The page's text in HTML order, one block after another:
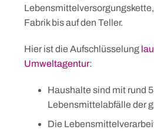
Fabrik bis auf den Teller.
Hier ist die Aufschlüsselung
Umweltagentur:
Haushalte sind mit rund
Lebensmittelabfälle der
Die